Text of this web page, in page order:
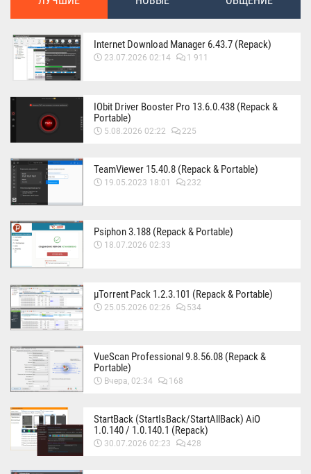
Internet Download Manager 6.43.7 (Repack)
23.07.2026 02:14 1 911
IObit Driver Booster Pro 13.6.0.438 (Repack &
Portable)
5.08.2026 02:22 225
TeamViewer 15.40.8 (Repack & Portable)
19.05.2023 18:01 232
Psiphon 3.188 (Repack & Portable)
18.07.2026 02:33
µTorrent Pack 1.2.3.101 (Repack & Portable)
25.05.2026 02:26 534
VueScan Professional 9.8.56.08 (Repack &
Portable)
Вчера, 02:34 168
StartBack (StartIsBack/StartAllBack) AiO
1.0.140 / 1.0.140.1 (Repack)
30.07.2026 02:23 428